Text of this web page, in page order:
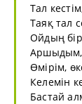
Тал
Таяқ тал
Ойдың бір
Аршыдым,
Өмірім,
Келемін
Бастай